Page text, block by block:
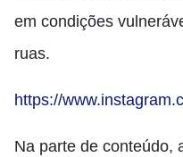
em condições
ruas.
https://
Na parte de conteúdo,